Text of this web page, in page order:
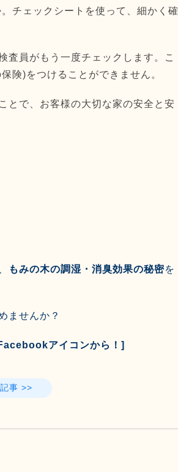
チェックシートを使って、細かく確
査員がもう一度チェックします。こ
険)をつけることができません。
とで、お客様の大切な家の安全と安
もみの木の調湿・消臭効果の秘密を
ませんか？
アイコンから！]
事 >>